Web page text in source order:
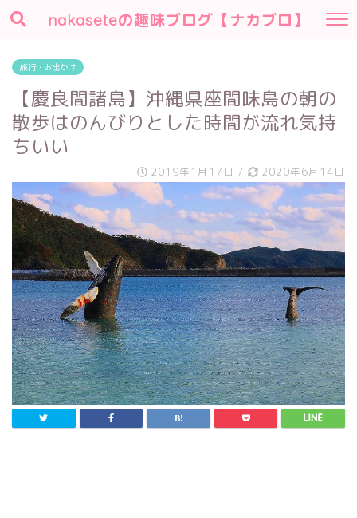
nakaseteの趣味ブログ【ナカブロ】
旅行・お出かけ
【慶良間諸島】沖縄県座間味島の朝の
散歩はのんびりとした時間が流れ気持
ちいい
2019年1月17日 / 2020年6月14日